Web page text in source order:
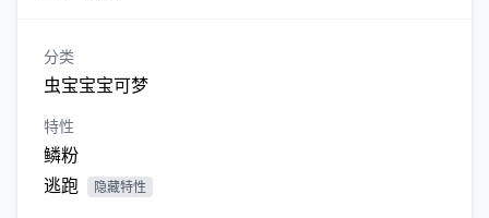
分类
虫宝宝宝可梦
特性
鳞粉
逃跑
隐藏特性